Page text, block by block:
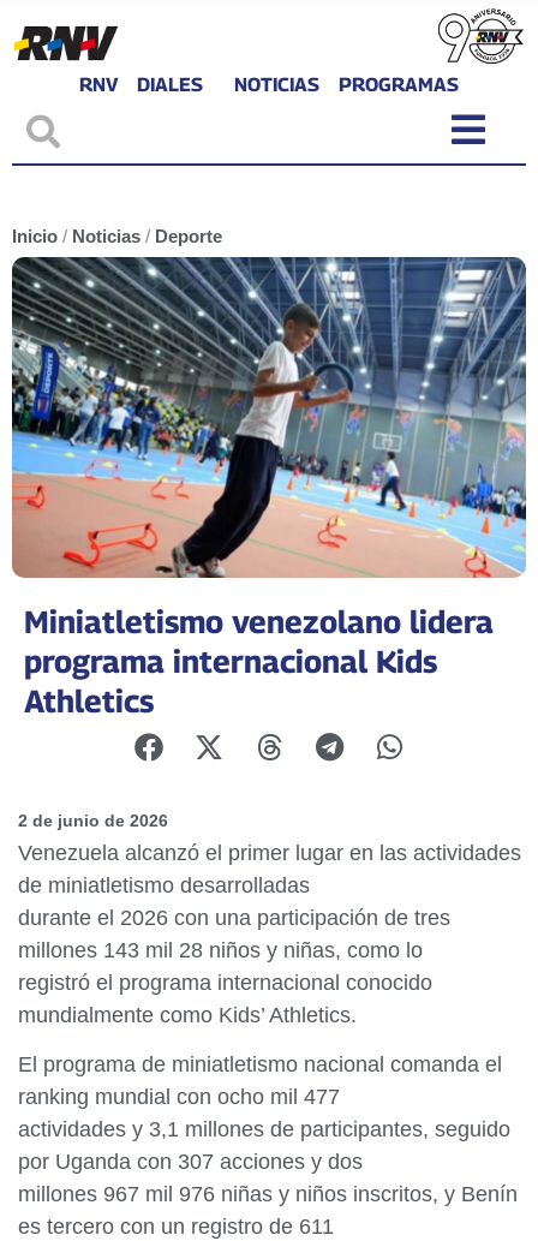
RNV DIALES NOTICIAS PROGRAMAS
Inicio / Noticias / Deporte
Miniatletismo venezolano lidera
programa internacional Kids
Athletics
2 de junio de 2026
Venezuela alcanzó el primer lugar en las actividades
de miniatletismo desarrolladas
durante el 2026 con una participación de tres
millones 143 mil 28 niños y niñas, como lo
registró el programa internacional conocido
mundialmente como Kids’ Athletics.
El programa de miniatletismo nacional comanda el
ranking mundial con ocho mil 477
actividades y 3,1 millones de participantes, seguido
por Uganda con 307 acciones y dos
millones 967 mil 976 niñas y niños inscritos, y Benín
es tercero con un registro de 611